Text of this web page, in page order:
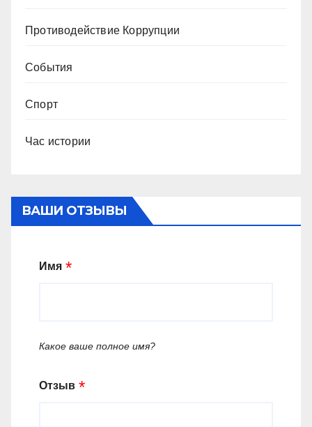
Противодействие Коррупции
События
Спорт
Час истории
ВАШИ ОТЗЫВЫ
Имя
Какое ваше полное имя?
Отзыв